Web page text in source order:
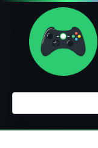
Перейти
контенту
Поиск: